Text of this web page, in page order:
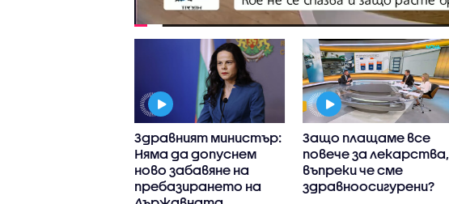
Здравният министър:
Няма да допуснем
ново забавяне на
пребазирането на
Защо плащаме все
повече за лекарства,
въпреки че сме
здравноосигурени?